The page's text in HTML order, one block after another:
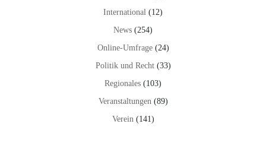
International (12)
News (254)
Online-Umfrage(24)
Politik und Recht(33)
Regionales (103)
Veranstaltungen(89)
Verein(141)